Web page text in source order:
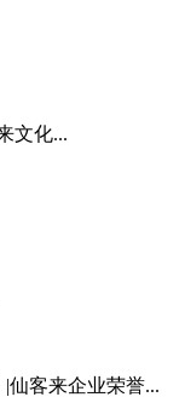
文化...
仙客来企业荣誉...